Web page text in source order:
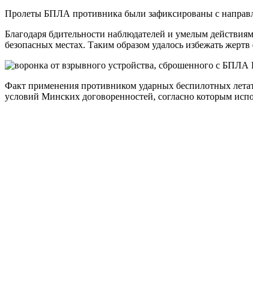
Пролеты БПЛА противника были зафиксированы с
Благодаря бдительности наблюдателей и умелым
безопасных местах. Таким образом удалось избежать
Факт применения противником ударных беспилотных
условий Минских договоренностей, согласно которым